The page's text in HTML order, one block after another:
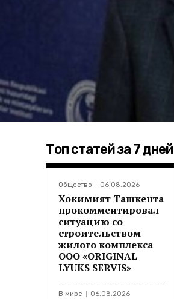
Топ статей за 7 дней
Общество 06.08.2026
Хокимият Ташкента
прокомментировал
ситуацию со
строительством
жилого комплекса
ООО «ORIGINAL
LYUKS SERVIS»
В мире 06.08.2026